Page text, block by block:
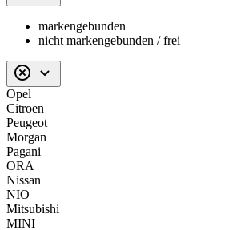
markengebunden
nicht markengebunden / frei
Opel
Citroen
Peugeot
Morgan
Pagani
ORA
Nissan
NIO
Mitsubishi
MINI